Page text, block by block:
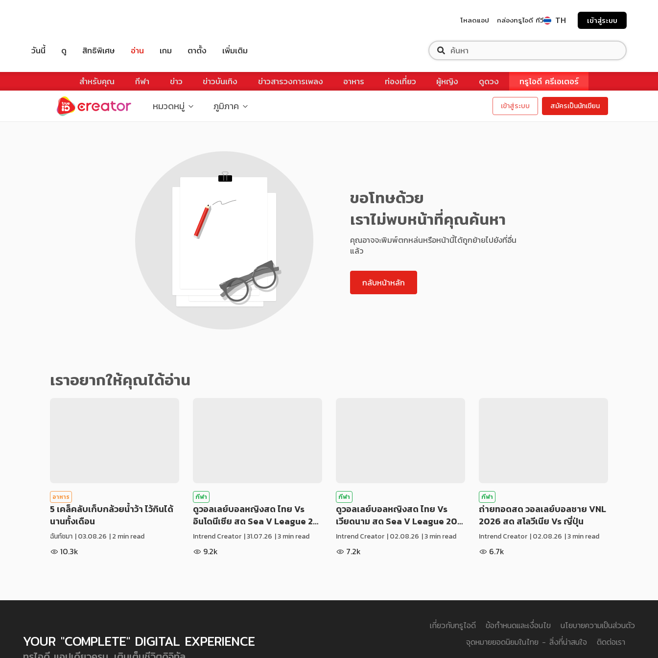
โหลดแอป กล่องทรูไอดี ทีวี TH เข้าสู่ระบบ
วันนี้ ดู สิทธิพิเศษ อ่าน เกม ตาตั้ง เพิ่มเติม
สำหรับคุณ กีฬา ข่าว ข่าวบันเทิง ข่าวสารวงการเพลง อาหาร ท่องเที่ยว ผู้หญิง ดูดวง ทรูไอดี ครีเอเตอร์
หมวดหมู่ ภูมิภาค เข้าสู่ระบบ สมัครเป็นนักเขียน
ขอโทษด้วย
เราไม่พบหน้าที่คุณค้นหา
คุณอาจจะพิมพ์ตกหล่นหรือหน้านี้ได้ถูกย้ายไปยังที่อื่น
แล้ว
กลับหน้าหลัก
เราอยากให้คุณได้อ่าน
อาหาร
5 เคล็คลับเก็บกล้วยน้ำว้า ไว้กินได้
นานทั้งเดือน
ฉันท์ชมา |03.08.26 | 2 min read
10.3k
กีฬา
ดูวอลเลย์บอลหญิงสด ไทย Vs
อินโดนีเซีย สด Sea V League 2…
Intrend Creator |31.07.26 | 3 min read
9.2k
กีฬา
ดูวอลเลย์บอลหญิงสด ไทย Vs
เวียดนาม สด Sea V League 20…
Intrend Creator |02.08.26 | 3 min read
7.2k
กีฬา
ถ่ายทอดสด วอลเลย์บอลชาย VNL
2026 สด สโลวีเนีย Vs ญี่ปุ่น
Intrend Creator |02.08.26 | 3 min read
6.7k
YOUR "COMPLETE" DIGITAL EXPERIENCE
เกี่ยวกับทรูไอดี ข้อกำหนดและเงื่อนไข
นโยบายความเป็นส่วนตัว
จุดหมายยอดนิยมในไทย - สิ่งที่น่าสนใจ
ติดต่อเรา